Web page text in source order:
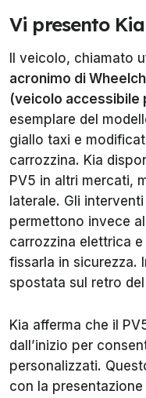
Vi presento Kia
Il veicolo, chiamato
acronimo di
(veicolo accessibile
esemplare del
giallo taxi e
carrozzina. Kia
PV5 in altri mercati,
laterale. Gli
permettono invece
carrozzina elettrica
fissarla in sicurezza.
spostata sul retro
Kia afferma che il
dall’inizio per
personalizzati.
con la